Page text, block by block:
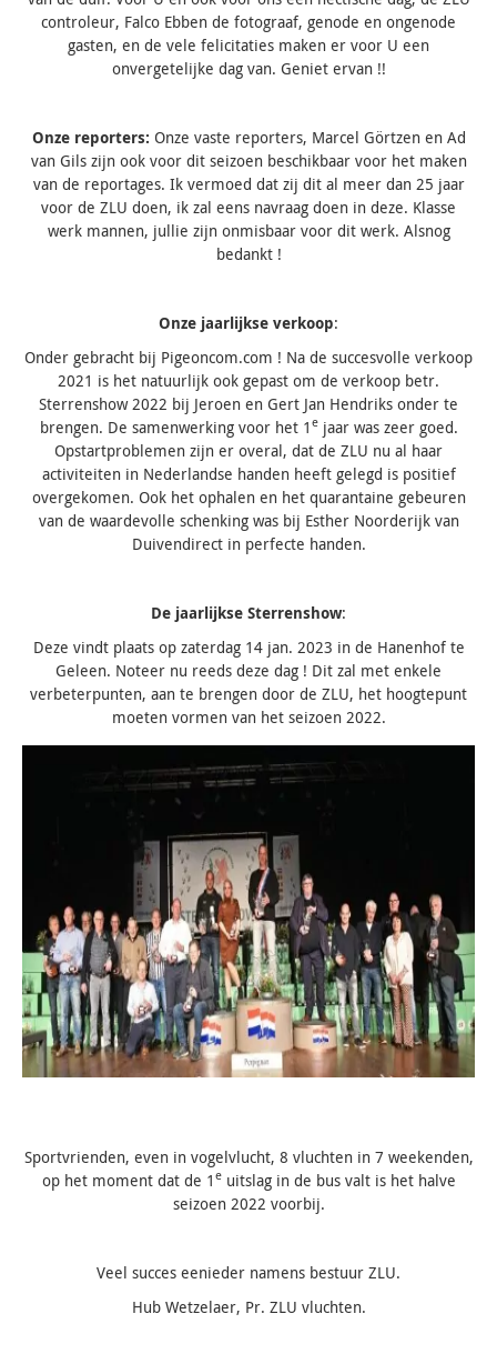
controleur, Falco Ebben de fotograaf, genode en ongenode
gasten, en de vele felicitaties maken er voor U een
onvergetelijke dag van. Geniet ervan !!
Onze reporters: Onze vaste reporters, Marcel Görtzen en Ad
van Gils zijn ook voor dit seizoen beschikbaar voor het maken
van de reportages. Ik vermoed dat zij dit al meer dan 25 jaar
voor de ZLU doen, ik zal eens navraag doen in deze. Klasse
werk mannen, jullie zijn onmisbaar voor dit werk. Alsnog
bedankt !
Onze jaarlijkse verkoop:
Onder gebracht bij Pigeoncom.com ! Na de succesvolle verkoop
2021 is het natuurlijk ook gepast om de verkoop betr.
Sterrenshow 2022 bij Jeroen en Gert Jan Hendriks onder te
brengen. De samenwerking voor het 1 ejaar was zeer goed.
Opstartproblemen zijn er overal, dat de ZLU nu al haar
activiteiten in Nederlandse handen heeft gelegd is positief
overgekomen. Ook het ophalen en het quarantaine gebeuren
van de waardevolle schenking was bij Esther Noorderijk van
Duivendirect in perfecte handen.
De jaarlijkse Sterrenshow:
Deze vindt plaats op zaterdag 14 jan. 2023 in de Hanenhof te
Geleen. Noteer nu reeds deze dag ! Dit zal met enkele
verbeterpunten, aan te brengen door de ZLU, het hoogtepunt
moeten vormen van het seizoen 2022.
Sportvrienden, even in vogelvlucht, 8 vluchten in 7 weekenden,
op het moment dat de 1 euitslag in de bus valt is het halve
seizoen 2022 voorbij.
Veel succes eenieder namens bestuur ZLU.
Hub Wetzelaer, Pr. ZLU vluchten.